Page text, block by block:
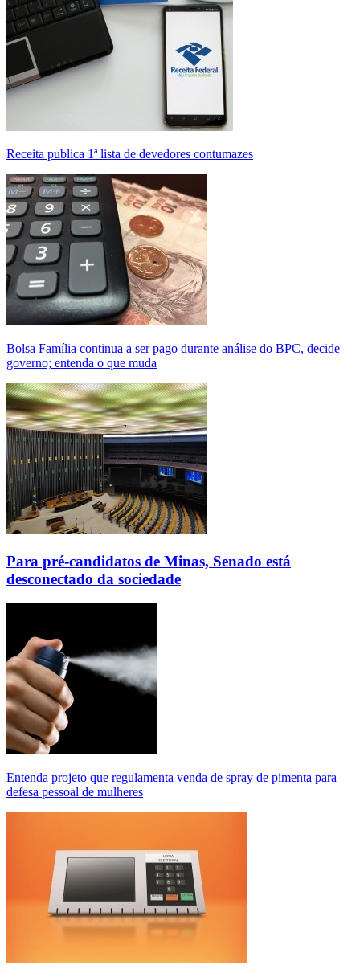
Receita publica 1ª lista de devedores contumazes
Bolsa Família continua a ser pago durante análise do BPC, decide
governo; entenda o que muda
Para pré-candidatos de Minas, Senado está
desconectado da sociedade
Entenda projeto que regulamenta venda de spray de pimenta para
defesa pessoal de mulheres